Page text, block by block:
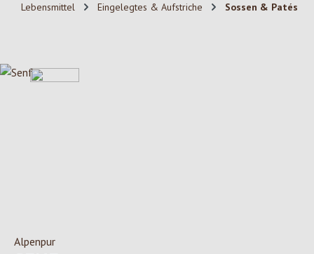
Lebensmittel Eingelegtes & Aufstriche Sossen & Patés
Bildergalerie überspringen
Alpenpur